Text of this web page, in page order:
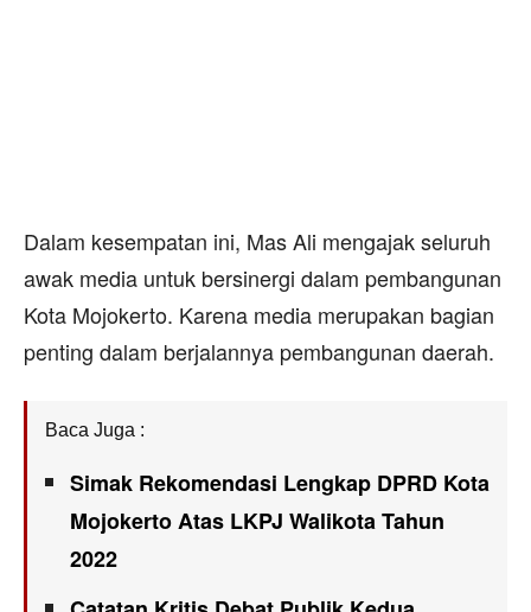
Dalam kesempatan ini, Mas Ali mengajak seluruh
awak media untuk bersinergi dalam pembangunan
Kota Mojokerto. Karena media merupakan bagian
penting dalam berjalannya pembangunan daerah.
Baca Juga :
Simak Rekomendasi Lengkap DPRD Kota
Mojokerto Atas LKPJ Walikota Tahun
2022